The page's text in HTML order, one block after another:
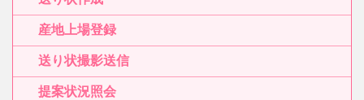
産地上場登録
送り状撮影送信
提案状況照会